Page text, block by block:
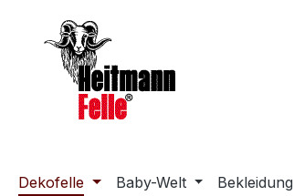
Hauptinhalt springen
Zur Suche springen
Zur Hauptnavigation springen
Dekofelle Baby-Welt Bekleidung